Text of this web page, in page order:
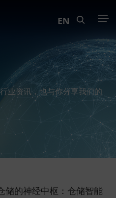
EN
业资讯，也与你分享我们的
储的神经中枢：仓储智能